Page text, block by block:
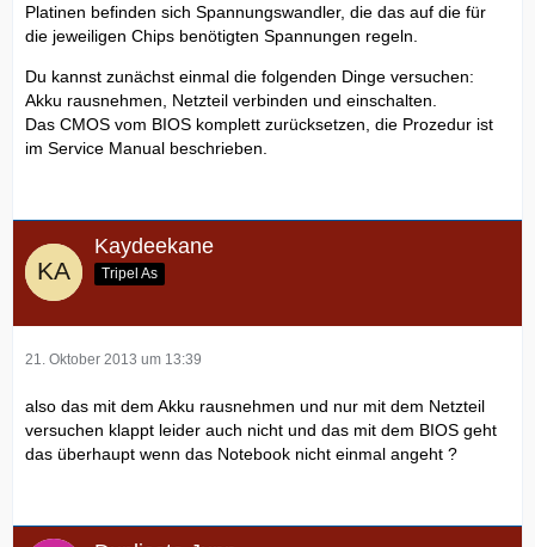
Platinen befinden sich Spannungswandler, die das auf die für
die jeweiligen Chips benötigten Spannungen regeln.
Du kannst zunächst einmal die folgenden Dinge versuchen:
Akku rausnehmen, Netzteil verbinden und einschalten.
Das CMOS vom BIOS komplett zurücksetzen, die Prozedur ist
im Service Manual beschrieben.
Kaydeekane
Tripel As
21. Oktober 2013 um 13:39
also das mit dem Akku rausnehmen und nur mit dem Netzteil
versuchen klappt leider auch nicht und das mit dem BIOS geht
das überhaupt wenn das Notebook nicht einmal angeht ?